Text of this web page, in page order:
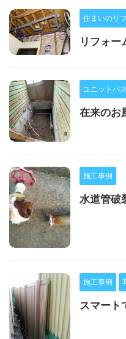
住まいのリ
リフォー
ユニットバス
在来のお
施工事例
水道管破
施工事例
スマート